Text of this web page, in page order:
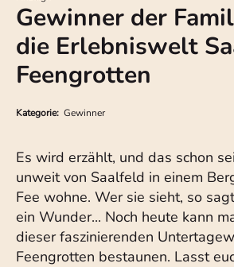
Gewinner der
die Erlebniswelt
Feengrotten
Kategorie: Gewinner
Es wird erzählt, und das schon
unweit von Saalfeld in einem
Fee wohne. Wer sie sieht, so
ein Wunder... Noch heute kann
dieser faszinierenden
Feengrotten bestaunen. Lasst